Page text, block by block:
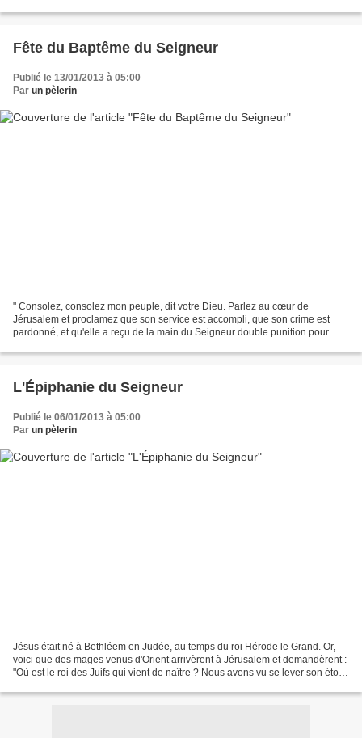
Fête du Baptême du Seigneur
Publié le 13/01/2013 à 05:00
Par un pèlerin
" Consolez, consolez mon peuple, dit votre Dieu. Parlez au cœur de
Jérusalem et proclamez que son service est accompli, que son crime est
pardonné, et qu'elle a reçu de la main du Seigneur double punition pour
L'Épiphanie du Seigneur
Publié le 06/01/2013 à 05:00
Par un pèlerin
Jésus était né à Bethléem en Judée, au temps du roi Hérode le Grand. Or,
voici que des mages venus d'Orient arrivèrent à Jérusalem et demandèrent :
"Où est le roi des Juifs qui vient de naître ? Nous avons vu se lever son étoile